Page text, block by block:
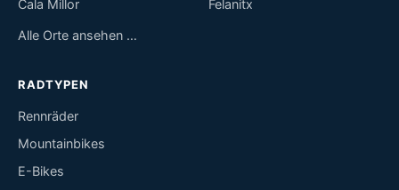
Cala Millor
Felanitx
Alle Orte ansehen …
RADTYPEN
Rennräder
Mountainbikes
E-Bikes